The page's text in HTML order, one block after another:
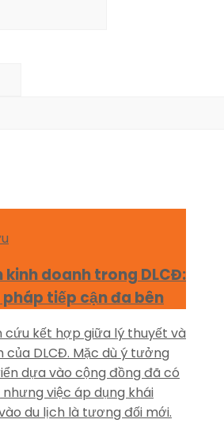
kinh doanh trong DLCĐ:
tiếp cận đa bên
cứu kết hợp giữa lý thuyết và
của DLCĐ. Mặc dù ý tưởng
dựa vào cộng đồng đã có
việc áp dụng khái
du lịch là tương đối mới.